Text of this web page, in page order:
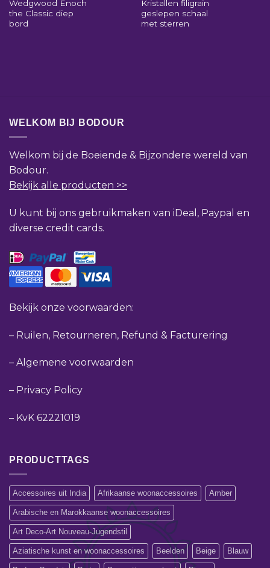
Wedgwood Enoch
the Classic diep
bord
Kristallen filigrain
geslepen schaal
met sterren
WELKOM BIJ BODOUR
Welkom bij de Boeiende & Bijzondere wereld van
Bodour.
Bekijk alle producten >>
U kunt bij ons gebruikmaken van iDeal, Paypal en
diverse credit cards.
Bekijk onze voorwaarden:
– Ruilen, Retourneren, Refund & Facturering
– Algemene voorwaarden
– Privacy Policy
– KvK 62221019
PRODUCTTAGS
Accessoires uit India Afrikaanse woonaccessoires Amber
Arabische en Marokkaanse woonaccessoires
Art Deco-Art Nouveau-Jugendstil
Aziatische kunst en woonaccessoires Beelden Beige Blauw